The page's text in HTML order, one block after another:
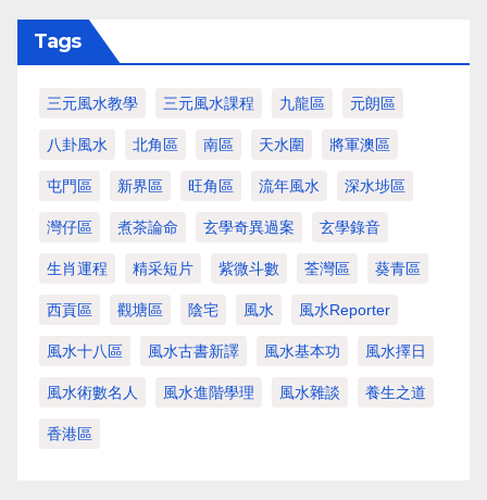
Tags
三元風水教學 三元風水課程 九龍區 元朗區
八卦風水 北角區 南區 天水圍 將軍澳區
屯門區 新界區 旺角區 流年風水 深水埗區
灣仔區 煮茶論命 玄學奇異過案 玄學錄音
生肖運程 精采短片 紫微斗數 荃灣區 葵青區
西貢區 觀塘區 陰宅 風水 風水Reporter
風水十八區 風水古書新譯 風水基本功 風水擇日
風水術數名人 風水進階學理 風水雜談 養生之道
香港區